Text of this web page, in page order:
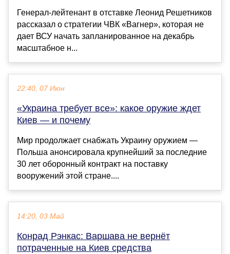
Генерал-лейтенант в отставке Леонид Решетников
рассказал о стратегии ЧВК «Вагнер», которая не
дает ВСУ начать запланированное на декабрь
масштабное н...
22:40, 07 Июн
«Украина требует все»: какое оружие ждет
Киев — и почему
Мир продолжает снабжать Украину оружием —
Польша анонсировала крупнейший за последние
30 лет оборонный контракт на поставку
вооружений этой стране....
14:20, 03 Май
Конрад Рэнкас: Варшава не вернёт
потраченные на Киев средства